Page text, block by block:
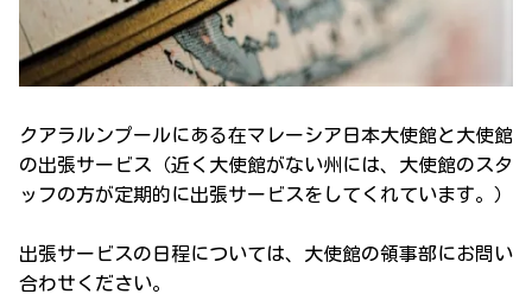
クアラルンプールにある在マレーシア日本大使館と大使館
の出張サービス（近く大使館がない州には、大使館のスタ
ッフの方が定期的に出張サービスをしてくれています。）
出張サービスの日程については、大使館の領事部にお問い
合わせください。